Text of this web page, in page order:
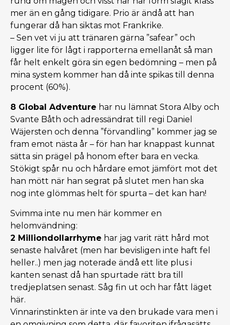
mer än en gång tidigare. Prio är ändå att han
fungerar då han siktas mot Frankrike.
– Sen vet vi ju att tränaren gärna ”safear” och
ligger lite för lågt i rapporterna emellanåt så man
får helt enkelt göra sin egen bedömning – men på
mina system kommer han då inte spikas till denna
procent (60%).
8 Global Adventure har nu lämnat Stora Alby och
Svante Båth och adressändrat till regi Daniel
Wäjersten och denna ”förvandling” kommer jag se
fram emot nästa år – för han har knappast kunnat
sätta sin prägel på honom efter bara en vecka.
Stökigt spår nu och hårdare emot jämfört mot det
han mött när han segrat på slutet men han ska
nog inte glömmas helt för spurta – det kan han!
Svimma inte nu men här kommer en
helomvändning:
2 Milliondollarrhyme har jag varit rätt hård mot
senaste halvåret (men har bevisligen inte haft fel
heller..) men jag noterade ändå ett lite plus i
kanten senast då han spurtade rätt bra till
tredjeplatsen senast. Såg fin ut och har fått läget
här.
Vinnarinstinkten är inte va den brukade vara men i